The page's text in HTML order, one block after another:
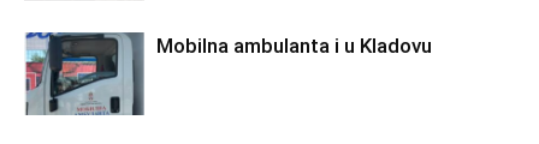
Mobilna ambulanta i u Kladovu